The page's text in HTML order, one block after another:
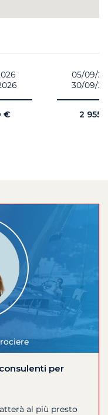
€
05/09/
30/09/
2 955
per
al più presto